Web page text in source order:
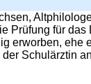
Prüfung für
erworben,
Schulärztin